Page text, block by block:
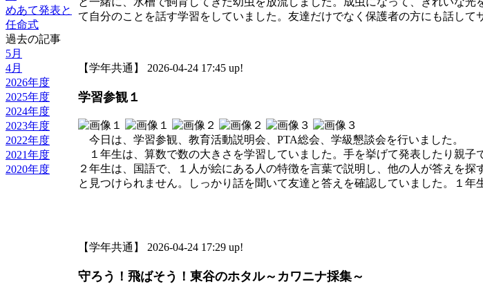
めあて発表と
任命式
過去の記事
5月
4月
2026年度
2025年度
2024年度
2023年度
2022年度
2021年度
2020年度
て自分のことを話す学習をしていました。友達だけでなく保護者の方にも話して
【学年共通】 2026-04-24 17:45 up!
学習参観１
今日は、学習参観、教育活動説明会、PTA総会、学級懇談会を行いました。
１年生は、算数で数の大きさを学習していました。手を挙げて発表したり親子
２年生は、国語で、１人が絵にある人の特徴を言葉で説明し、他の人が答えを
と見つけられません。しっかり話を聞いて友達と答えを確認していました。１年
【学年共通】 2026-04-24 17:29 up!
守ろう！飛ばそう！東谷のホタル～カワニナ採集～